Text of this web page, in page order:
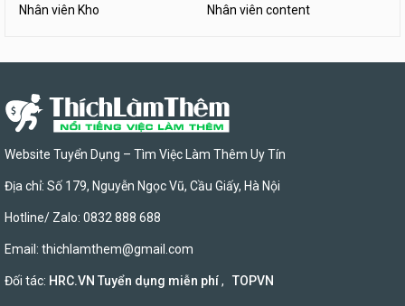
Nhân viên Kho
Nhân viên content
Website Tuyển Dụng – Tìm Việc Làm Thêm Uy Tín
Địa chỉ: Số 179, Nguyễn Ngọc Vũ, Cầu Giấy, Hà Nội
Hotline/ Zalo: 0832 888 688
Email: thichlamthem@gmail.com
Đối tác: HRC.VN Tuyển dụng miễn phí, TOPVN